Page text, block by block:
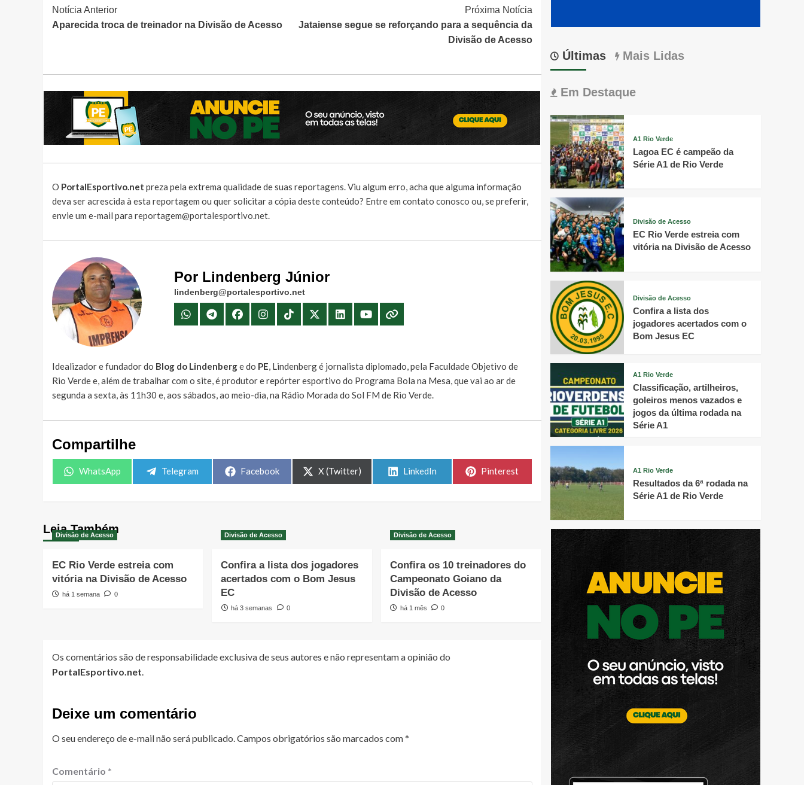
Continue
Lendo
Notícia Anterior
Aparecida troca de treinador na Divisão de Acesso
Próxima Notícia
Jataiense segue se reforçando para a sequência da
Divisão de Acesso
O PortalEsportivo.net preza pela extrema qualidade de suas reportagens. Viu algum erro, acha que alguma informação
deva ser acrescida à esta reportagem ou quer solicitar a cópia deste conteúdo? Entre em contato conosco ou, se preferir,
envie um e-mail para reportagem@portalesportivo.net.
Por Lindenberg Júnior
lindenberg@portalesportivo.net
Idealizador e fundador do Blog do Lindenberge do PE, Lindenberg é jornalista diplomado, pela Faculdade Objetivo de
Rio Verde e, além de trabalhar com o site, é produtor e repórter esportivo do Programa Bola na Mesa, que vai ao ar de
segunda a sexta, às 11h30 e, aos sábados, ao meio-dia, na Rádio Morada do Sol FM de Rio Verde.
Compartilhe
Share
WhatsApp
Share
Telegram
Share
Facebook
Share
on
X (Twitter)
Share
LinkedIn
Share
Pinterest
Leia Também
Divisão de Acesso
EC Rio Verde estreia com
vitória na Divisão de Acesso
há 1 semana 0
Divisão de Acesso
Confira a lista dos jogadores
acertados com o Bom Jesus
EC
há 3 semanas 0
Divisão de Acesso
Confira os 10 treinadores do
Campeonato Goiano da
Divisão de Acesso
há 1 mês 0
Os comentários são de responsabilidade exclusiva de seus autores e não representam a opinião do
PortalEsportivo.net
Deixe um comentário
O seu endereço de e-mail não será publicado. Campos obrigatórios são marcados com*
Comentário *
Últimas Mais Lidas
Em Destaque
A1 Rio Verde
Lagoa EC é campeão da
Série A1 de Rio Verde
Divisão de Acesso
EC Rio Verde estreia com
vitória na Divisão de Acesso
Divisão de Acesso
Confira a lista dos
jogadores acertados com o
Bom Jesus EC
A1 Rio Verde
Classificação, artilheiros,
goleiros menos vazados e
jogos da última rodada na
Série A1
A1 Rio Verde
Resultados da 6ª rodada na
Série A1 de Rio Verde